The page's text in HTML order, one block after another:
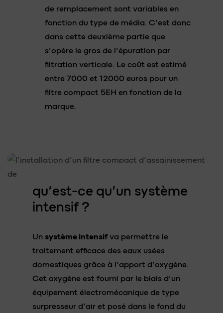
de remplacement sont variables en
fonction du type de média. C’est donc
dans cette deuxième partie que
s’opère le gros de l’épuration par
filtration verticale. Le coût est estimé
entre 7000 et 12000 euros pour un
filtre compact 5EH en fonction de la
marque.
qu’est-ce qu’un système
intensif ?
Un système intensif va permettre le
traitement efficace des eaux usées
domestiques grâce à l’apport d’oxygène.
Cet oxygène est fourni par le biais d’un
équipement électromécanique de type
surpresseur d’air et posé dans le fond du